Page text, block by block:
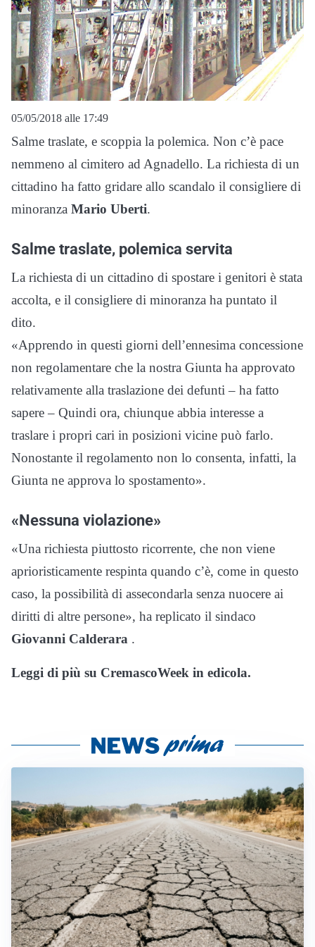
05/05/2018 alle 17:49
Salme traslate, e scoppia la polemica. Non c’è pace
nemmeno al cimitero ad Agnadello. La richiesta di un
cittadino ha fatto gridare allo scandalo il consigliere di
minoranza Mario Uberti.
Salme traslate, polemica servita
La richiesta di un cittadino di spostare i genitori è stata
accolta, e il consigliere di minoranza ha puntato il
dito.
«Apprendo in questi giorni dell’ennesima concessione
non regolamentare che la nostra Giunta ha approvato
relativamente alla traslazione dei defunti – ha fatto
sapere – Quindi ora, chiunque abbia interesse a
traslare i propri cari in posizioni vicine può farlo.
Nonostante il regolamento non lo consenta, infatti, la
Giunta ne approva lo spostamento».
«Nessuna violazione»
«Una richiesta piuttosto ricorrente, che non viene
aprioristicamente respinta quando c’è, come in questo
caso, la possibilità di assecondarla senza nuocere ai
diritti di altre persone», ha replicato il sindaco
Giovanni Calderara .
Leggi di più su CremascoWeek in edicola.